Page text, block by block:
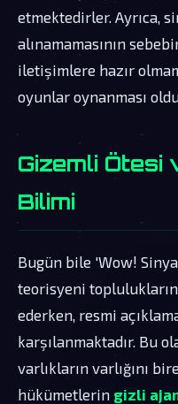
etmektedirler. Ayrıca,
alınamamasının
iletişimlere hazır
oyunlar oynanması
Gizemli Ötesi
Bilimi
Bugün bile 'Wow!
teorisyeni
ederken, resmi
karşılanmaktadır. Bu
varlıkların varlığını
hükümetlerin gizli